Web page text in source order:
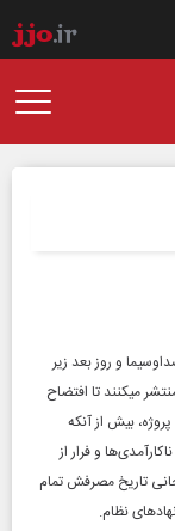
و روز بعد زیر
میکنند تا افتضاح
بیش از آنکه
و فرار از
تاریخ مصرفش تمام
نظام.